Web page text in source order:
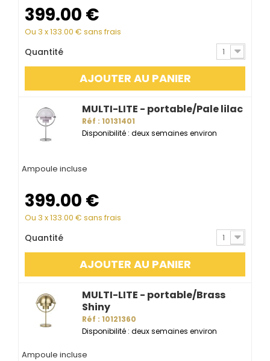
399.00 €
Ou 3 x133.00 € sans frais
Quantité 1
AJOUTER AU PANIER
MULTI-LITE - portable/Pale lilac
Réf : 10131401
Disponibilité : deux semaines environ
Ampoule incluse
399.00 €
Ou 3 x133.00 € sans frais
Quantité 1
AJOUTER AU PANIER
MULTI-LITE - portable/Brass
Shiny
Réf : 10121360
Disponibilité : deux semaines environ
Ampoule incluse